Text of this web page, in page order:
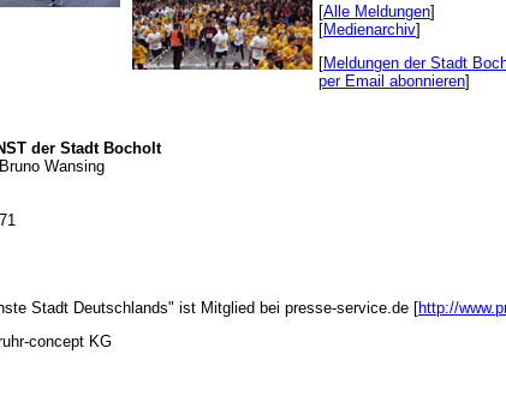
[Alle Meldungen]
[Medienarchiv]
[Meldungen der Stadt
per Email abonnieren]
der Stadt Bocholt
Wansing
Stadt Deutschlands" ist Mitglied bei presse-service.de [http://
concept KG